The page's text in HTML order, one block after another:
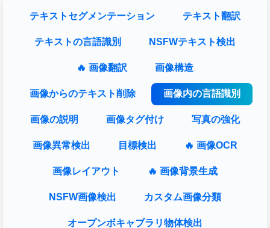
テキストセグメンテーション テキスト翻訳
テキストの言語識別 NSFWテキスト検出
🔥 画像翻訳 画像構造
画像からのテキスト削除 画像内の言語識別
画像の説明 画像タグ付け 写真の強化
画像異常検出 目標検出 🔥 画像OCR
画像レイアウト 🔥 画像背景生成
NSFW画像検出 カスタム画像分類
オープンボキャブラリ物体検出